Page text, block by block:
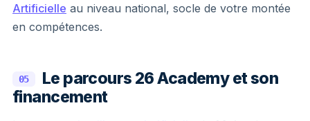
Artificielle au niveau national, socle de votre montée
en compétences.
05
Le parcours 26 Academy et son
financement